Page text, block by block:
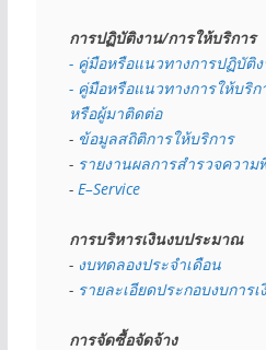
การปฏิบัติงาน/การให้บริการ
- คู่มือหรือแนวทางการปฏิบัติ
- คู่มือหรือแนวทางการให้บริ
หรือผู้มาติดต่อ
- ข้อมูลสถิติการให้บริการ
- รายงานผลการสำรวจความ
- E–Service
การบริหารเงินงบประมาณ
- งบทดลองประจำเดือน
- รายละเอียดประกอบงบการเ
การจัดซื้อจัดจ้าง